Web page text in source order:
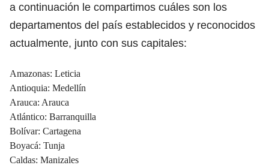
a continuación le compartimos cuáles son los
departamentos del país establecidos y reconocidos
actualmente, junto con sus capitales:
Amazonas: Leticia
Antioquia: Medellín
Arauca: Arauca
Atlántico: Barranquilla
Bolívar: Cartagena
Boyacá: Tunja
Caldas: Manizales